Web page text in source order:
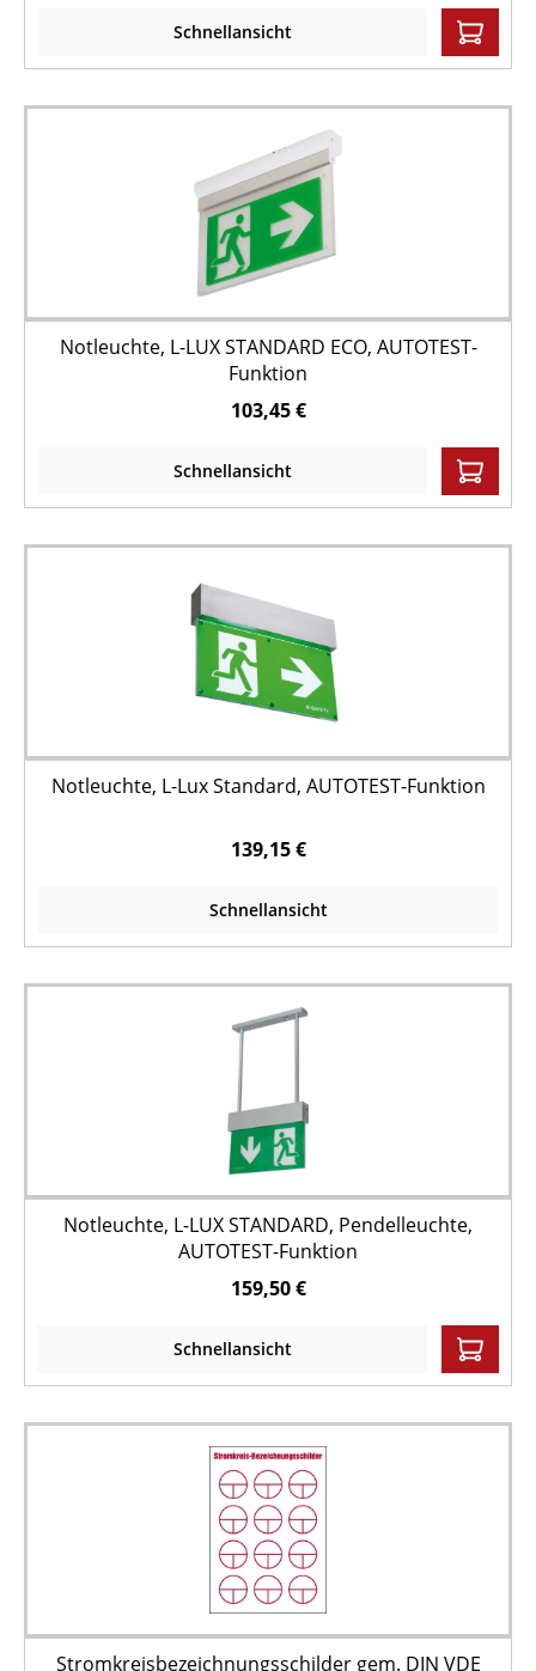
Schnellansicht
Notleuchte, L-LUX STANDARD ECO, AUTOTEST-
Funktion
103,45 €
Schnellansicht
Notleuchte, L-Lux Standard, AUTOTEST-Funktion
139,15 €
Schnellansicht
Notleuchte, L-LUX STANDARD, Pendelleuchte,
AUTOTEST-Funktion
159,50 €
Schnellansicht
Stromkreisbezeichnungsschilder gem. DIN VDE